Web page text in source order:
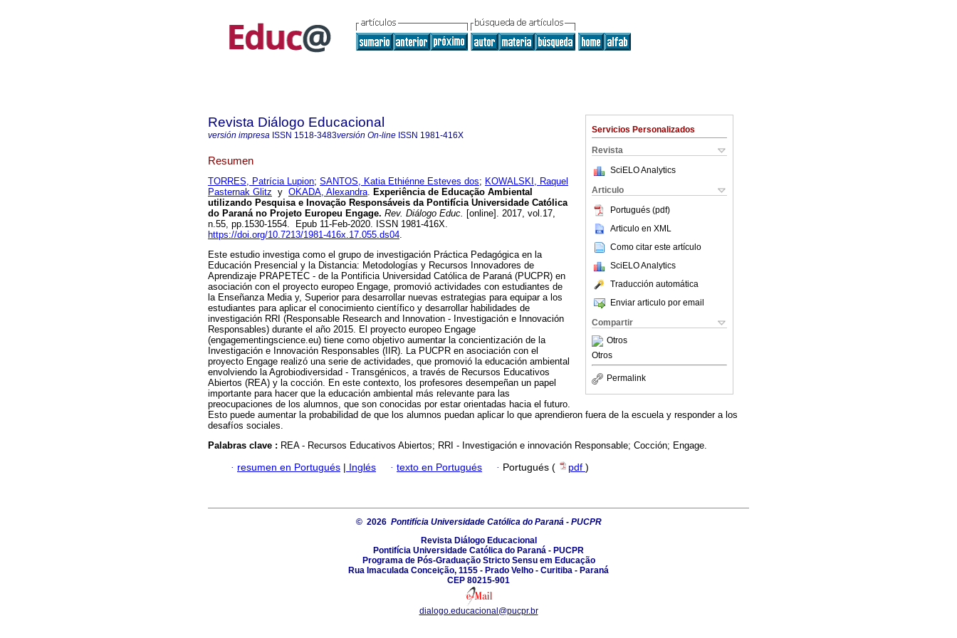
Servicios Personalizados
Revista
SciELO Analytics
Articulo
Portugués (pdf)
Articulo en XML
Como citar este artículo
SciELO Analytics
Traducción automática
Enviar articulo por email
Compartir
Otros
Otros
Permalink
Revista Diálogo Educacional
versión impresa ISSN 1518-3483versión On-line ISSN 1981-416X
Resumen
TORRES, Patrícia Lupion; SANTOS, Katia Ethiénne Esteves dos; KOWALSKI, Raquel
Pasternak Glitz y OKADA, Alexandra. Experiência de Educação Ambiental
utilizando Pesquisa e Inovação Responsáveis da Pontifícia Universidade Católica
do Paraná no Projeto Europeu Engage. Rev. Diálogo Educ. [online]. 2017, vol.17,
n.55, pp.1530-1554. Epub 11-Feb-2020. ISSN 1981-416X.
https://doi.org/10.7213/1981-416x.17.055.ds04.
Este estudio investiga como el grupo de investigación Práctica Pedagógica en la
Educación Presencial y la Distancia: Metodologías y Recursos Innovadores de
Aprendizaje PRAPETEC - de la Pontificia Universidad Católica de Paraná (PUCPR) en
asociación con el proyecto europeo Engage, promovió actividades con estudiantes de
la Enseñanza Media y, Superior para desarrollar nuevas estrategias para equipar a los
estudiantes para aplicar el conocimiento científico y desarrollar habilidades de
investigación RRI (Responsable Research and Innovation - Investigación e Innovación
Responsables) durante el año 2015. El proyecto europeo Engage
(engagementingscience.eu) tiene como objetivo aumentar la concientización de la
Investigación e Innovación Responsables (IIR). La PUCPR en asociación con el
proyecto Engage realizó una serie de actividades, que promovió la educación ambiental
envolviendo la Agrobiodiversidad - Transgénicos, a través de Recursos Educativos
Abiertos (REA) y la cocción. En este contexto, los profesores desempeñan un papel
importante para hacer que la educación ambiental más relevante para las
preocupaciones de los alumnos, que son conocidas por estar orientadas hacia el futuro.
Esto puede aumentar la probabilidad de que los alumnos puedan aplicar lo que aprendieron fuera de la escuela y responder a los
desafíos sociales.
Palabras clave : REA - Recursos Educativos Abiertos; RRI - Investigación e innovación Responsable; Cocción; Engage.
· resumen en Portugués | Inglés · texto en Portugués · Portugués ( pdf )
© 2026 Pontifícia Universidade Católica do Paraná - PUCPR
Revista Diálogo Educacional
Pontifícia Universidade Católica do Paraná - PUCPR
Programa de Pós-Graduação Stricto Sensu em Educação
Rua Imaculada Conceição, 1155 - Prado Velho - Curitiba - Paraná
CEP 80215-901
dialogo.educacional@pucpr.br